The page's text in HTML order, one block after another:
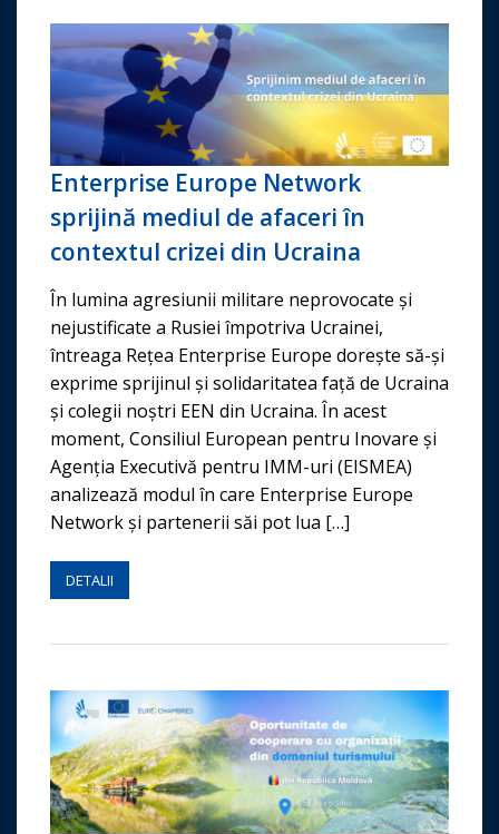
Enterprise Europe Network
sprijină mediul de afaceri în
contextul crizei din Ucraina
În lumina agresiunii militare neprovocate și
nejustificate a Rusiei împotriva Ucrainei,
întreaga Rețea Enterprise Europe dorește să-și
exprime sprijinul și solidaritatea față de Ucraina
și colegii noștri EEN din Ucraina. În acest
moment, Consiliul European pentru Inovare și
Agenția Executivă pentru IMM-uri (EISMEA)
analizează modul în care Enterprise Europe
Network și partenerii săi pot lua […]
DETALII